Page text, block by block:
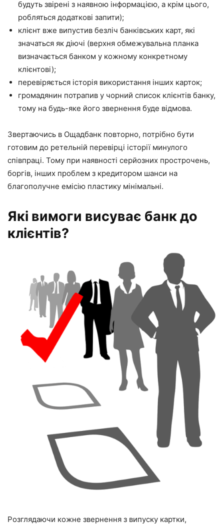
будуть звірені з наявною інформацією, а крім цього,
робляться додаткові запити);
клієнт вже випустив безліч банківських карт, які
значаться як діючі (верхня обмежувальна планка
визначається банком у кожному конкретному
клієнтові);
перевіряється історія використання інших карток;
громадянин потрапив у чорний список клієнтів банку,
тому на будь-яке його звернення буде відмова.
Звертаючись в Ощадбанк повторно, потрібно бути
готовим до ретельній перевірці історії минулого
співпраці. Тому при наявності серйозних прострочень,
боргів, інших проблем з кредитором шанси на
благополучне емісію пластику мінімальні.
Які вимоги висуває банк до
клієнтів?
Розглядаючи кожне звернення з випуску картки,